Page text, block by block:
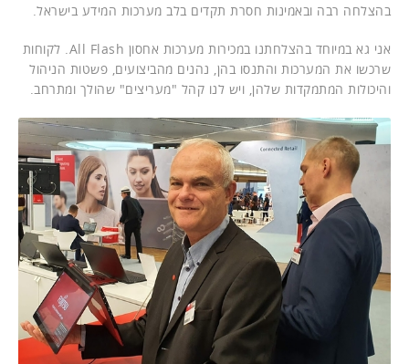
בהצלחה רבה ובאמינות חסרת תקדים בלב מערכות המידע בישראל.
אני גא במיוחד בהצלחתנו במכירות מערכות אחסון All Flash. לקוחות
שרכשו את המערכות והתנסו בהן, נהנים מהביצועים, פשטות הניהול
והיכולות המתמקדות שלהן, ויש לנו קהל "מעריצים" שהולך ומתרחב.